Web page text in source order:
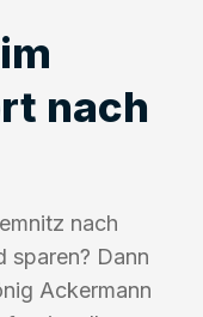
nach
nach
sparen? Dann
Ackermann